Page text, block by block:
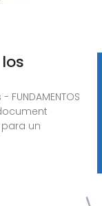
document
un